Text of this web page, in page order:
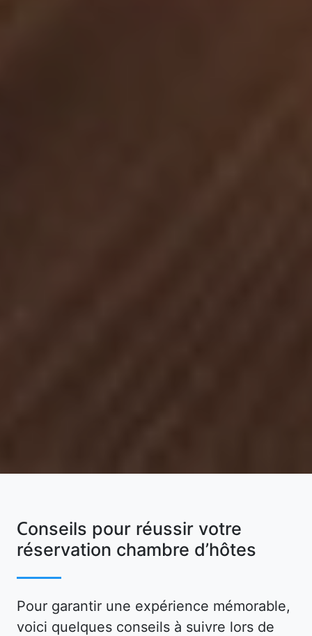
Conseils pour réussir votre
réservation chambre d’hôtes
Pour garantir une expérience mémorable,
voici quelques conseils à suivre lors de